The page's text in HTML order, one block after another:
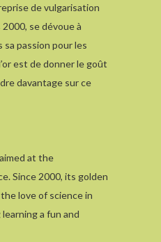
de vulgarisation
se dévoue à
passion pour les
est de donner le goût
davantage sur ce
at the
Since 2000, its golden
love of science in
a fun and